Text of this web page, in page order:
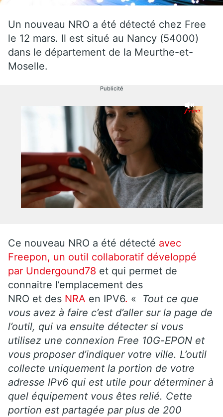
Un nouveau NRO a été détecté chez Free
le 12 mars. Il est situé au Nancy (54000)
dans le département de la Meurthe-et-
Moselle.
Publicité
Ce nouveau NRO a été détecté avec
Freepon, un outil collaboratif développé
par Undergound78 et qui permet de
connaitre l’emplacement des
NRO et des NRA en IPV6. «
Tout ce que
vous avez à faire c’est d’aller sur la page de
l’outil, qui va ensuite détecter si vous
utilisez une connexion Free 10G-EPON et
vous proposer d’indiquer votre ville. L’outil
collecte uniquement la portion de votre
adresse IPv6 qui est utile pour déterminer à
quel équipement vous êtes relié. Cette
portion est partagée par plus de 200